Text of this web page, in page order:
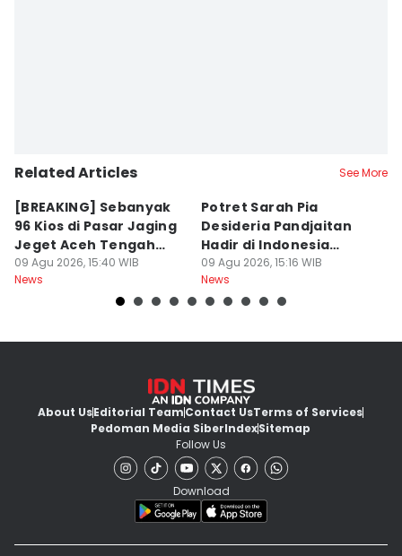
Related Articles See More
[BREAKING] Sebanyak
96 Kios di Pasar Jaging
Jeget Aceh Tengah
Terbakar
09 Agu 2026, 15:40 WIB
News
Potret Sarah Pia
Desideria Pandjaitan
Hadir di Indonesia
Fashion Week 2026
09 Agu 2026, 15:16 WIB
News
About UsEditorial TeamContact UsTerms of Services
Pedoman Media SiberIndexSitemap
Follow Us
Download